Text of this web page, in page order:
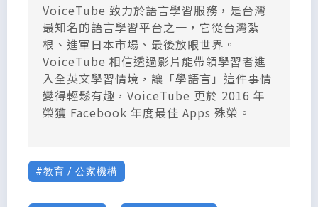
VoiceTube 致力於語言學習服務，是台灣
最知名的語言學習平台之一，它從台灣紮
根、進軍日本市場、最後放眼世界。
VoiceTube 相信透過影片能帶領學習者進
入全英文學習情境，讓「學語言」這件事情
變得輕鬆有趣，VoiceTube 更於 2016 年
榮獲 Facebook 年度最佳 Apps 殊榮。
教育 / 公家機構